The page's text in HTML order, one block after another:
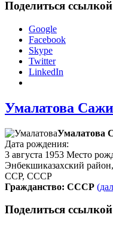
Поделиться
Google
Facebook
Skype
Twitter
LinkedIn
Умалатова
Умалатова
Дата рождения:
3 августа 1953 Место
Энбекшиказахский
ССР, СССР
Гражданство: СССР
Поделиться